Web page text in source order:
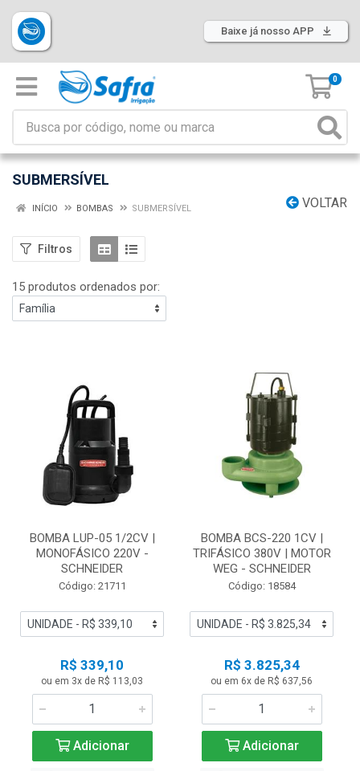
Baixe já nosso APP
0
SUBMERSÍVEL
VOLTAR
INÍCIO BOMBAS SUBMERSÍVEL
Filtros
15 produtos ordenados por:
BOMBA LUP-05 1/2CV |
MONOFÁSICO 220V -
SCHNEIDER
Código: 21711
R$ 339,10
ou em 3x de R$ 113,03
Adicionar
BOMBA BCS-220 1CV |
TRIFÁSICO 380V | MOTOR
WEG - SCHNEIDER
Código: 18584
R$ 3.825,34
ou em 6x de R$ 637,56
Adicionar